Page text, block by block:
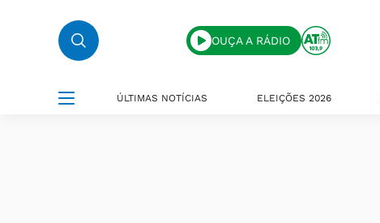
OUÇA A RÁDIO
ÚLTIMAS NOTÍCIAS ELEIÇÕES 2026